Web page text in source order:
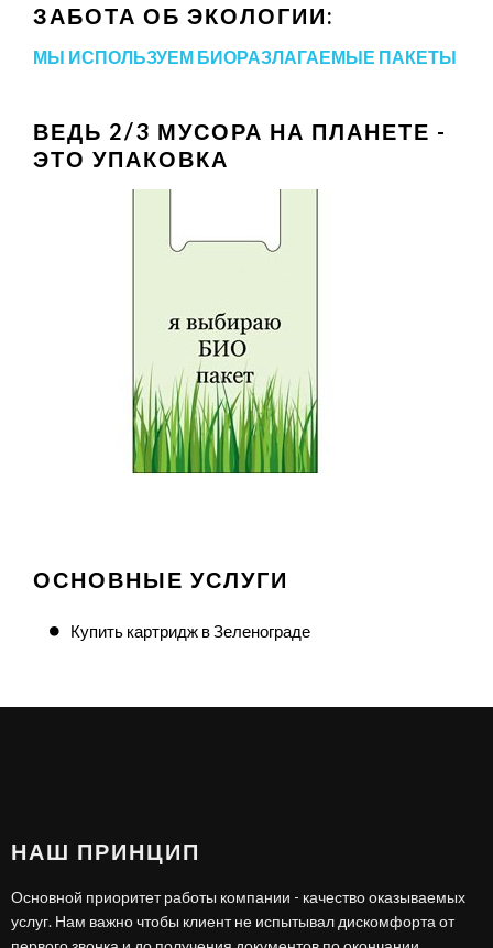
ЗАБОТА ОБ ЭКОЛОГИИ:
МЫ ИСПОЛЬЗУЕМ БИОРАЗЛАГАЕМЫЕ ПАКЕТЫ
ВЕДЬ 2/3 МУСОРА НА ПЛАНЕТЕ -
ЭТО УПАКОВКА
ОСНОВНЫЕ УСЛУГИ
Купить картридж в Зеленограде
НАШ ПРИНЦИП
Основной приоритет работы компании - качество оказываемых
услуг. Нам важно чтобы клиент не испытывал дискомфорта от